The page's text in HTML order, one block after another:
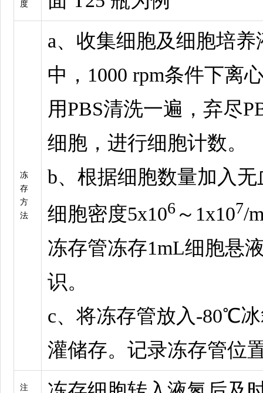
度
冻
存
方
法
a、收集细胞及细胞培
中，1000 rpm条件下离
用PBS清洗一遍，弃尽
细胞，进行细胞计数。
b、根据细胞数量加入
细胞密度5x106 ～1x107/
冻存管冻存1mL细胞悬
识。
c、将冻存管放入-80℃
灌储存。记录冻存管位
注